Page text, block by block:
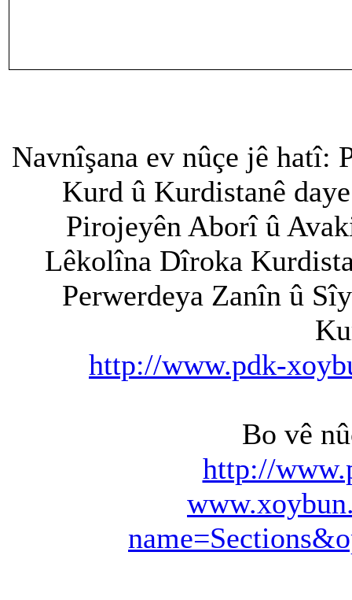
Navnîşana ev nûçe jê
Kurd û Kurdistanê
Pirojeyên Aborî û
Lêkolîna Dîroka
Perwerdeya Zanîn û
http://www.pdk-
Bo vê
http://